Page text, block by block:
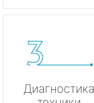
Диагностика